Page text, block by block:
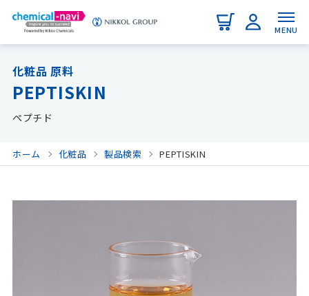
MENU
化粧品 原料
PEPTISKIN
ペプチド
ホーム 化粧品 製品検索 PEPTISKIN